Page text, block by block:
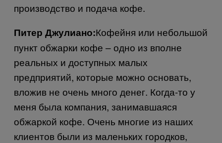
производство и подача кофе.
Питер Джулиано:Кофейня или небольшой
пункт обжарки кофе – одно из вполне
реальных и доступных малых
предприятий, которые можно основать,
вложив не очень много денег. Когда-то у
меня была компания, занимавшаяся
обжаркой кофе. Очень многие из наших
клиентов были из маленьких городков,